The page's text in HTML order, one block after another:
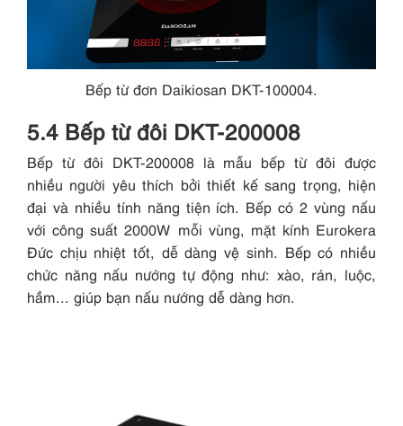
Bếp từ đơn Daikiosan DKT-100004.
5.4 Bếp từ đôi DKT-200008
Bếp từ đôi DKT-200008 là mẫu bếp từ đôi được
nhiều người yêu thích bởi thiết kế sang trọng, hiện
đại và nhiều tính năng tiện ích. Bếp có 2 vùng nấu
với công suất 2000W mỗi vùng, mặt kính Eurokera
Đức chịu nhiệt tốt, dễ dàng vệ sinh. Bếp có nhiều
chức năng nấu nướng tự động như: xào, rán, luộc,
hầm... giúp bạn nấu nướng dễ dàng hơn.